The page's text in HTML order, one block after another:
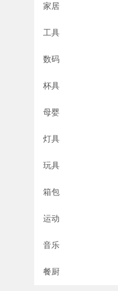
家居
工具
数码
杯具
母婴
灯具
玩具
箱包
运动
音乐
餐厨